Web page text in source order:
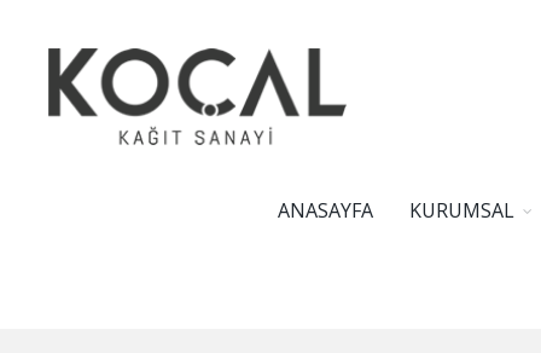
ANASAYFA KURUMSAL